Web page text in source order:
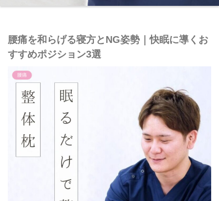
腰痛を和らげる寝方とNG姿勢｜快眠に導くお
すすめポジション3選
腰痛